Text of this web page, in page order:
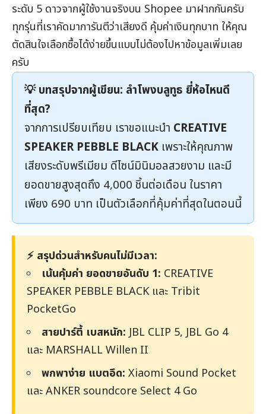
ระดับ 5 ดาวจากผู้ใช้งานจริงบน Shopee มาฝากกันครับ
ทุกรุ่นที่เราคัดมาการันตีว่าเสียงดี คุ้มค่าเงินทุกบาท ให้คุณ
ตัดสินใจเลือกซื้อได้ง่ายขึ้นแบบไม่ต้องไปหาข้อมูลเพิ่มเลย
ครับ
💡 บทสรุปจากผู้เขียน: ลำโพงบลูทูธ ยี่ห้อไหนดี
ที่สุด?
จากการเปรียบเทียบ เราขอแนะนำ CREATIVE
SPEAKER PEBBLE BLACK เพราะให้คุณภาพ
เสียงระดับพรีเมียม ดีไซน์มินิมอลสวยงาม และมี
ยอดขายสูงสุดถึง 4,000 ชิ้นต่อเดือน ในราคา
เพียง 690 บาท เป็นตัวเลือกที่คุ้มค่าที่สุดในตอนนี้
⚡️ สรุปด่วนสำหรับคนไม่มีเวลา:
เน้นคุ้มค่า ยอดขายอันดับ 1: CREATIVE
SPEAKER PEBBLE BLACK และ Tribit
PocketGo
สายปาร์ตี้ เบสหนัก:JBL CLIP 5, JBL Go 4
และ MARSHALL Willen II
พกพาง่าย แบตอึด: Xiaomi Sound Pocket
และ ANKER soundcore Select 4 Go